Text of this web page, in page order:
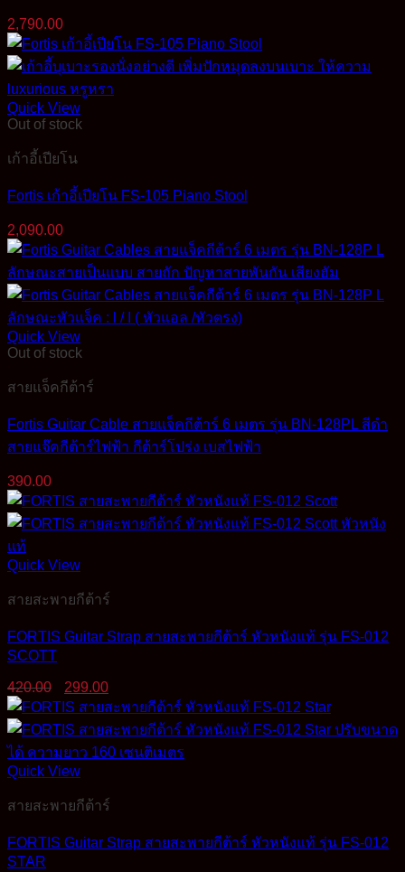
2,790.00
Quick View
Out of stock
เก้าอี้เปียโน
Fortis เก้าอี้เปียโน FS-105 Piano Stool
2,090.00
Quick View
Out of stock
สายแจ็คกีต้าร์
Fortis Guitar Cable สายแจ็คกีต้าร์ 6 เมตร รุ่น BN-128PL สีดำ
สายแจ๊คกีต้าร์ไฟฟ้า กีต้าร์โปร่ง เบสไฟฟ้า
390.00
Quick View
สายสะพายกีต้าร์
FORTIS Guitar Strap สายสะพายกีต้าร์ หัวหนังแท้ รุ่น FS-012
SCOTT
420.00
Original
price
was:
420.00฿.
299.00
price
is:
299.00฿.
Quick View
สายสะพายกีต้าร์
FORTIS Guitar Strap สายสะพายกีต้าร์ หัวหนังแท้ รุ่น FS-012
STAR